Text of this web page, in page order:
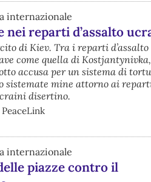
internazionale
nei reparti d’assalto
di Kiev. Tra i reparti d’assalto
come quella di
accusa per un sistema di
sistemate mine attorno ai
disertino.
internazionale
piazze contro il